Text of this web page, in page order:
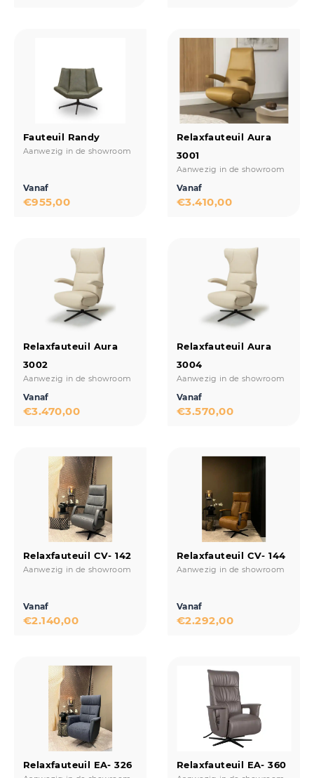
Fauteuil Randy
Aanwezig in de showroom
Vanaf
€955,00
Relaxfauteuil Aura
3001
Aanwezig in de showroom
Vanaf
€3.410,00
Relaxfauteuil Aura
3002
Aanwezig in de showroom
Vanaf
€3.470,00
Relaxfauteuil Aura
3004
Aanwezig in de showroom
Vanaf
€3.570,00
Relaxfauteuil CV- 142
Aanwezig in de showroom
Vanaf
€2.140,00
Relaxfauteuil CV- 144
Aanwezig in de showroom
Vanaf
€2.292,00
Relaxfauteuil EA- 326 Relaxfauteuil EA- 360